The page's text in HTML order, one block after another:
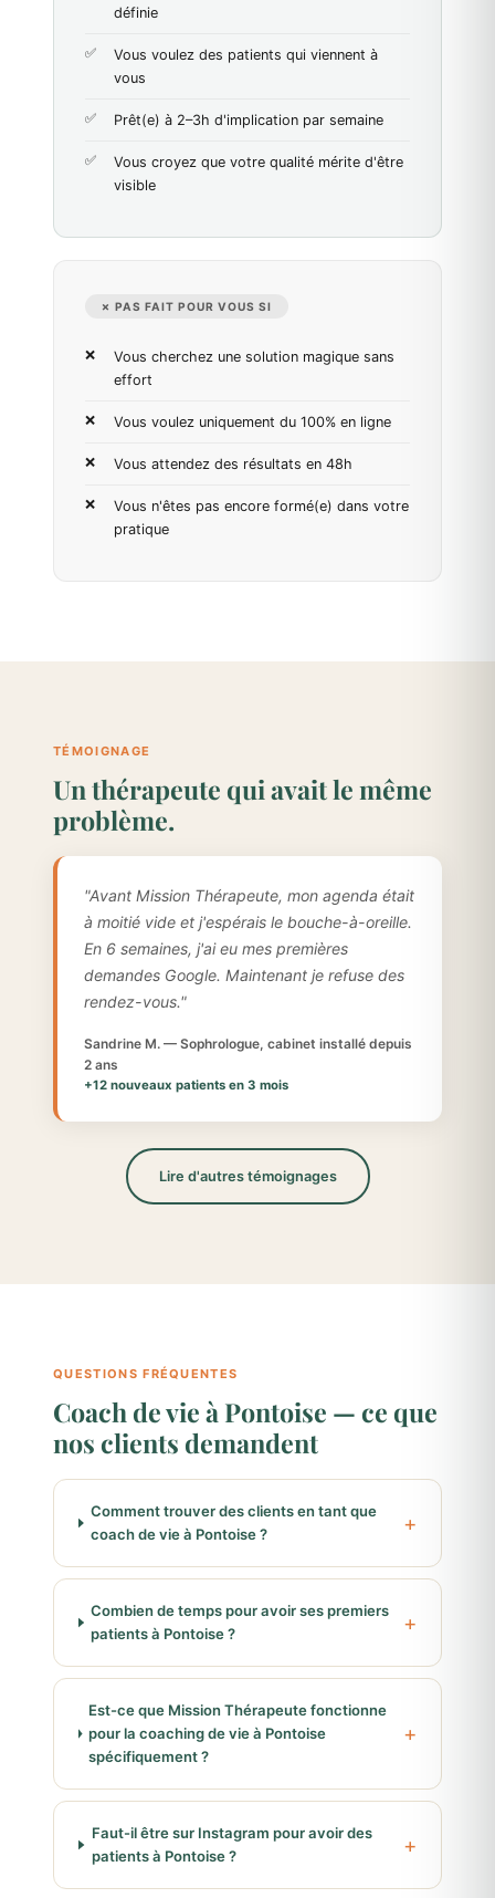
définie
Vous voulez des patients qui viennent à
vous
Prêt(e) à 2–3h d'implication par semaine
Vous croyez que votre qualité mérite d'être
visible
✗ PAS FAIT POUR VOUS SI
Vous cherchez une solution magique sans
effort
Vous voulez uniquement du 100% en ligne
Vous attendez des résultats en 48h
Vous n'êtes pas encore formé(e) dans votre
pratique
TÉMOIGNAGE
Un thérapeute qui avait le même
problème.
"Avant Mission Thérapeute, mon agenda était
à moitié vide et j'espérais le bouche-à-oreille.
En 6 semaines, j'ai eu mes premières
demandes Google. Maintenant je refuse des
rendez-vous."
Sandrine M. — Sophrologue, cabinet installé depuis
2 ans
+12 nouveaux patients en 3 mois
Lire d'autres témoignages
QUESTIONS FRÉQUENTES
Coach de vie à Pontoise — ce que
nos clients demandent
Comment trouver des clients en tant que
coach de vie à Pontoise ?
Combien de temps pour avoir ses premiers
patients à Pontoise ?
Est-ce que Mission Thérapeute fonctionne
pour la coaching de vie à Pontoise
spécifiquement ?
Faut-il être sur Instagram pour avoir des
patients à Pontoise ?